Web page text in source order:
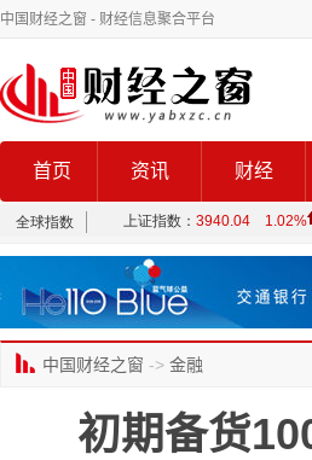
中国财经之窗 - 财经信息聚合平台
首页 资讯 财经
中国财经之窗 -> 金融
初期备货